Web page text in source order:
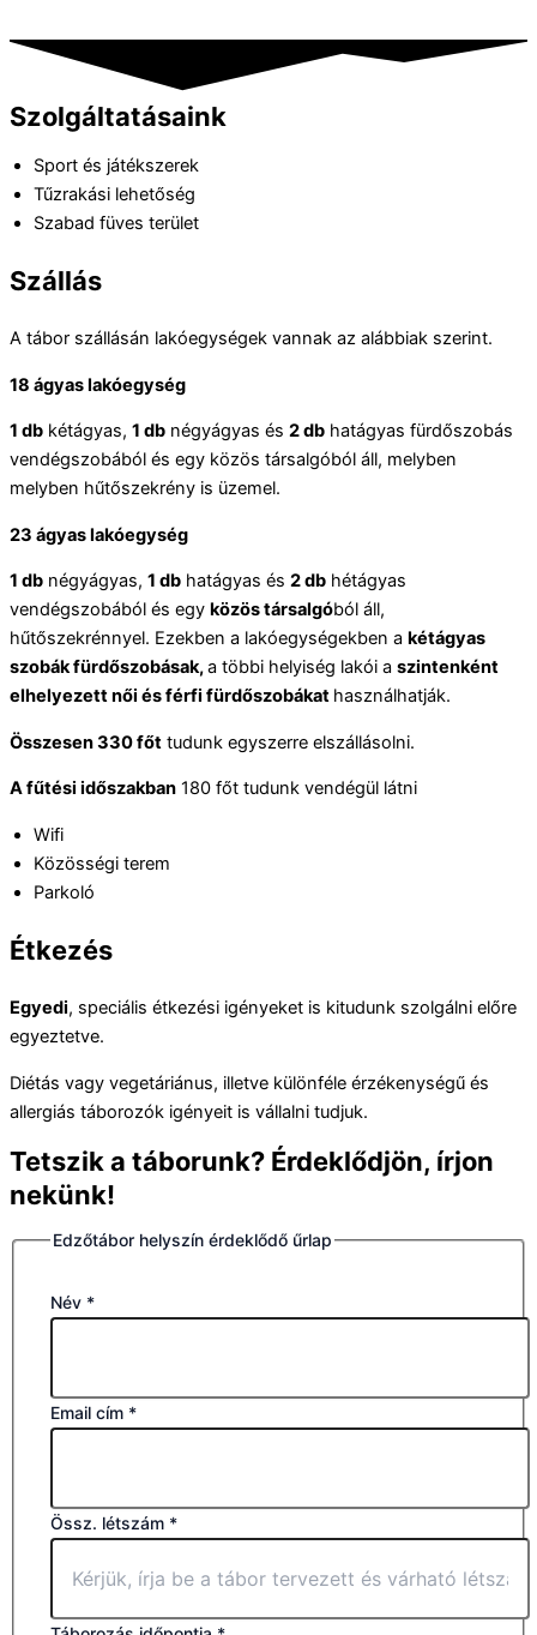
Szolgáltatásaink
Sport és játékszerek
Tűzrakási lehetőség
Szabad füves terület
Szállás
A tábor szállásán lakóegységek vannak az alábbiak szerint.
18 ágyas lakóegység
1 db kétágyas, 1 db négyágyas és 2 db hatágyas fürdőszobás
vendégszobából és egy közös társalgóból áll, melyben
melyben hűtőszekrény is üzemel.
23 ágyas lakóegység
1 db négyágyas, 1 db hatágyas és 2 db hétágyas
vendégszobából és egy közös társalgóból áll,
hűtőszekrénnyel. Ezekben a lakóegységekben a kétágyas
szobák fürdőszobásak,a többi helyiség lakói a szintenként
elhelyezett női és férfi fürdőszobákat használhatják.
Összesen 330 főt tudunk egyszerre elszállásolni.
A fűtési időszakban 180 főt tudunk vendégül látni
Wifi
Közösségi terem
Parkoló
Étkezés
Egyedi, speciális étkezési igényeket is kitudunk szolgálni előre
egyeztetve.
Diétás vagy vegetáriánus, illetve különféle érzékenységű és
allergiás táborozók igényeit is vállalni tudjuk.
Tetszik a táborunk? Érdeklődjön, írjon
nekünk!
Edzőtábor helyszín érdeklődő űrlap
Név *
Email cím *
Össz. létszám *